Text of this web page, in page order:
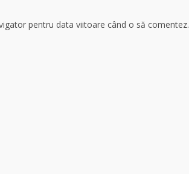
pentru data viitoare când o să comentez.